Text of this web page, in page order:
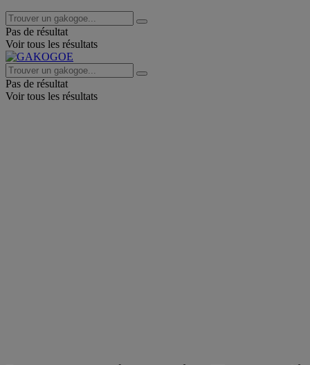
Pas de résultat
Voir tous les résultats
Pas de résultat
Voir tous les résultats